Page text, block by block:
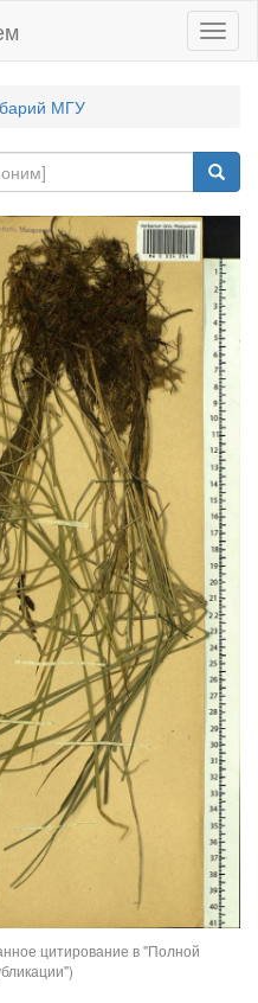
МГУ
цитирование в "Полной